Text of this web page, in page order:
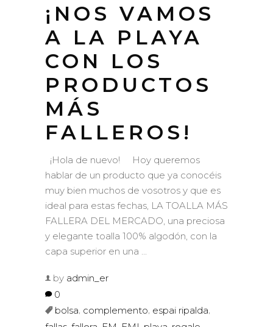
¡NOS VAMOS
A LA PLAYA
CON LOS
PRODUCTOS
MÁS
FALLEROS!
¡Hola de nuevo! Hoy queremos
hablar de un producto que ya conocéis
muy bien muchos de vosotros y que es
ideal para estas fechas, LA TOALLA MÁS
FALLERA DEL MERCADO, una preciosa
y elegante toalla 100% algodón, con la
capa superior en una
by admin_er
0
bolsa, complemento, espai ripalda,